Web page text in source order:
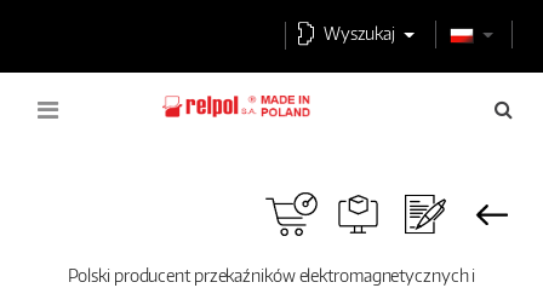
Wyszukaj
Polski producent przekaźników elektromagnetycznych i